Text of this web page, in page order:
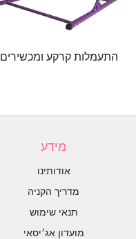
התעמלות קרקע ומכשירים
מידע
אודותינו
מדריך הקניה
תנאי שימוש
מועדון אג׳יסאי